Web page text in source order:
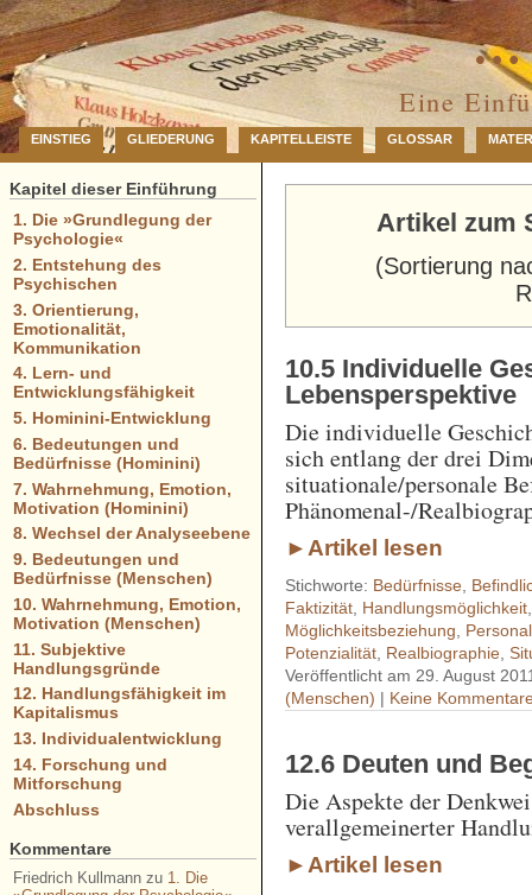
…
Eine
EINSTIEG GLIEDERUNG KAPITELLEISTE GLOSSAR
Artikel zum
(Sortierung
10.5 Individuelle
Lebensperspektive
Die individuelle
sich entlang der drei
situationale/personale
Phänomenal-/
►Artikel lesen
Stichworte: Bedürfnisse
Faktizität Handlungsmöglichkeit
Möglichkeitsbeziehung
Potenzialität Realbiographie ,
Veröffentlicht am 29. August
(Menschen) | Keine
12.6 Deuten und
Die Aspekte der
verallgemeinerter
►Artikel lesen
Kapitel dieser Einführung
1. Die »Grundlegung der
Psychologie«
2. Entstehung des
Psychischen
3. Orientierung,
Emotionalität,
Kommunikation
4. Lern- und
Entwicklungsfähigkeit
5. Hominini-Entwicklung
6. Bedeutungen und
Bedürfnisse (Hominini)
7. Wahrnehmung, Emotion,
Motivation (Hominini)
8. Wechsel der Analyseebene
9. Bedeutungen und
Bedürfnisse (Menschen)
10. Wahrnehmung, Emotion,
Motivation (Menschen)
11. Subjektive
Handlungsgründe
12. Handlungsfähigkeit im
Kapitalismus
13. Individualentwicklung
14. Forschung und
Mitforschung
Abschluss
Kommentare
Friedrich Kullmannzu 1. Die